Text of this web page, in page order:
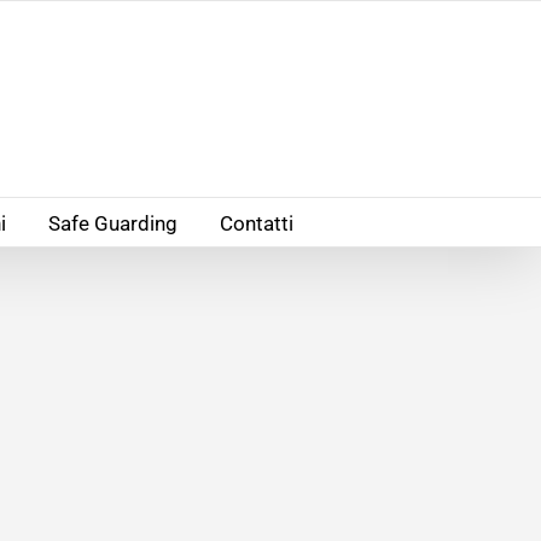
Safe Guarding Contatti